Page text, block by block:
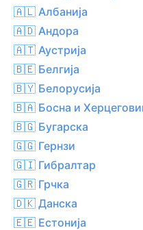
🇦🇱 Албанија
🇦🇩 Андора
🇦🇹 Аустрија
🇧🇪 Белгија
🇧🇾 Белорусија
🇧🇦 Босна и
🇧🇬 Бугарска
🇬🇬 Гернзи
🇬🇮 Гибралтар
🇬🇷 Грчка
🇩🇰 Данска
🇪🇪 Естонија